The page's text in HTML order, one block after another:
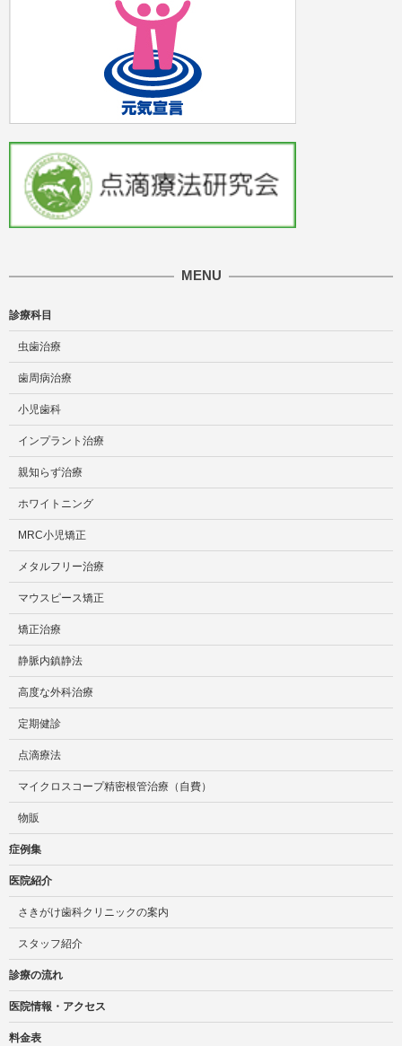
MENU
診療科目
虫歯治療
歯周病治療
小児歯科
インプラント治療
親知らず治療
ホワイトニング
MRC小児矯正
メタルフリー治療
マウスピース矯正
矯正治療
静脈内鎮静法
高度な外科治療
定期健診
点滴療法
マイクロスコープ精密根管治療（自費）
物販
症例集
医院紹介
さきがけ歯科クリニックの案内
スタッフ紹介
診療の流れ
医院情報・アクセス
料金表